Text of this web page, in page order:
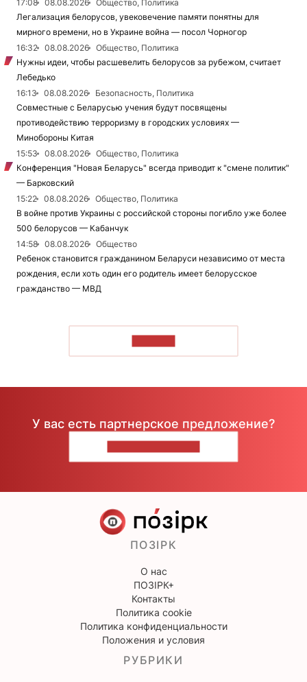
17:08
08.08.2026
Общество, Политика
Легализация белорусов, увековечение памяти понятны для
мирного времени, но в Украине война — посол Чорногор
16:32
08.08.2026
Общество, Политика
Нужны идеи, чтобы расшевелить белорусов за рубежом, считает
Лебедько
16:13
08.08.2026
Безопасность, Политика
Совместные с Беларусью учения будут посвящены
противодействию терроризму в городских условиях —
Минобороны Китая
15:53
08.08.2026
Общество, Политика
Конференция "Новая Беларусь" всегда приводит к "смене политик"
— Барковский
15:22
08.08.2026
Общество, Политика
В войне против Украины с российской стороны погибло уже более
500 белорусов — Кабанчук
14:58
08.08.2026
Общество
Ребенок становится гражданином Беларуси независимо от места
рождения, если хоть один его родитель имеет белорусское
гражданство — МВД
У вас есть партнерское предложение?
ПОЗІРК
О нас
ПОЗІРК+
Контакты
Политика cookie
Политика конфиденциальности
Положения и условия
РУБРИКИ